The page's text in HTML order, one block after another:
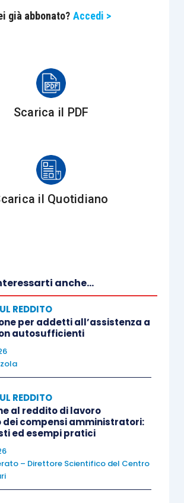
di cui l’impresa deve essere
dal Codice della crisi d’impresa e
2086, Cod. civ.
è l’inserimento del nuovo
sistema di rilevazione dei rischi
dovrà tener conto di
delle entrate, e soprattutto;
esserecertificato, anche in ordine
conformità ai principi contabili, da
diprofessionisti indipendentigià in
all’albo degli avvocati o dei dottori
ed esperti contabili.
aspetto sta prestando il fianco ad
da parte degli operatori, in quanto
chiarito il significato del
professionalità”, che dovrebbe
nell’iscrizione ad
già abbonato? Accedi >
Scarica il PDF
il Quotidiano
anche...
REDDITO
per addetti all’assistenza a
autosufficienti
REDDITO
al reddito di lavoro
dei compensi amministratori:
ed esempi pratici
– Direttore Scientifico del Centro